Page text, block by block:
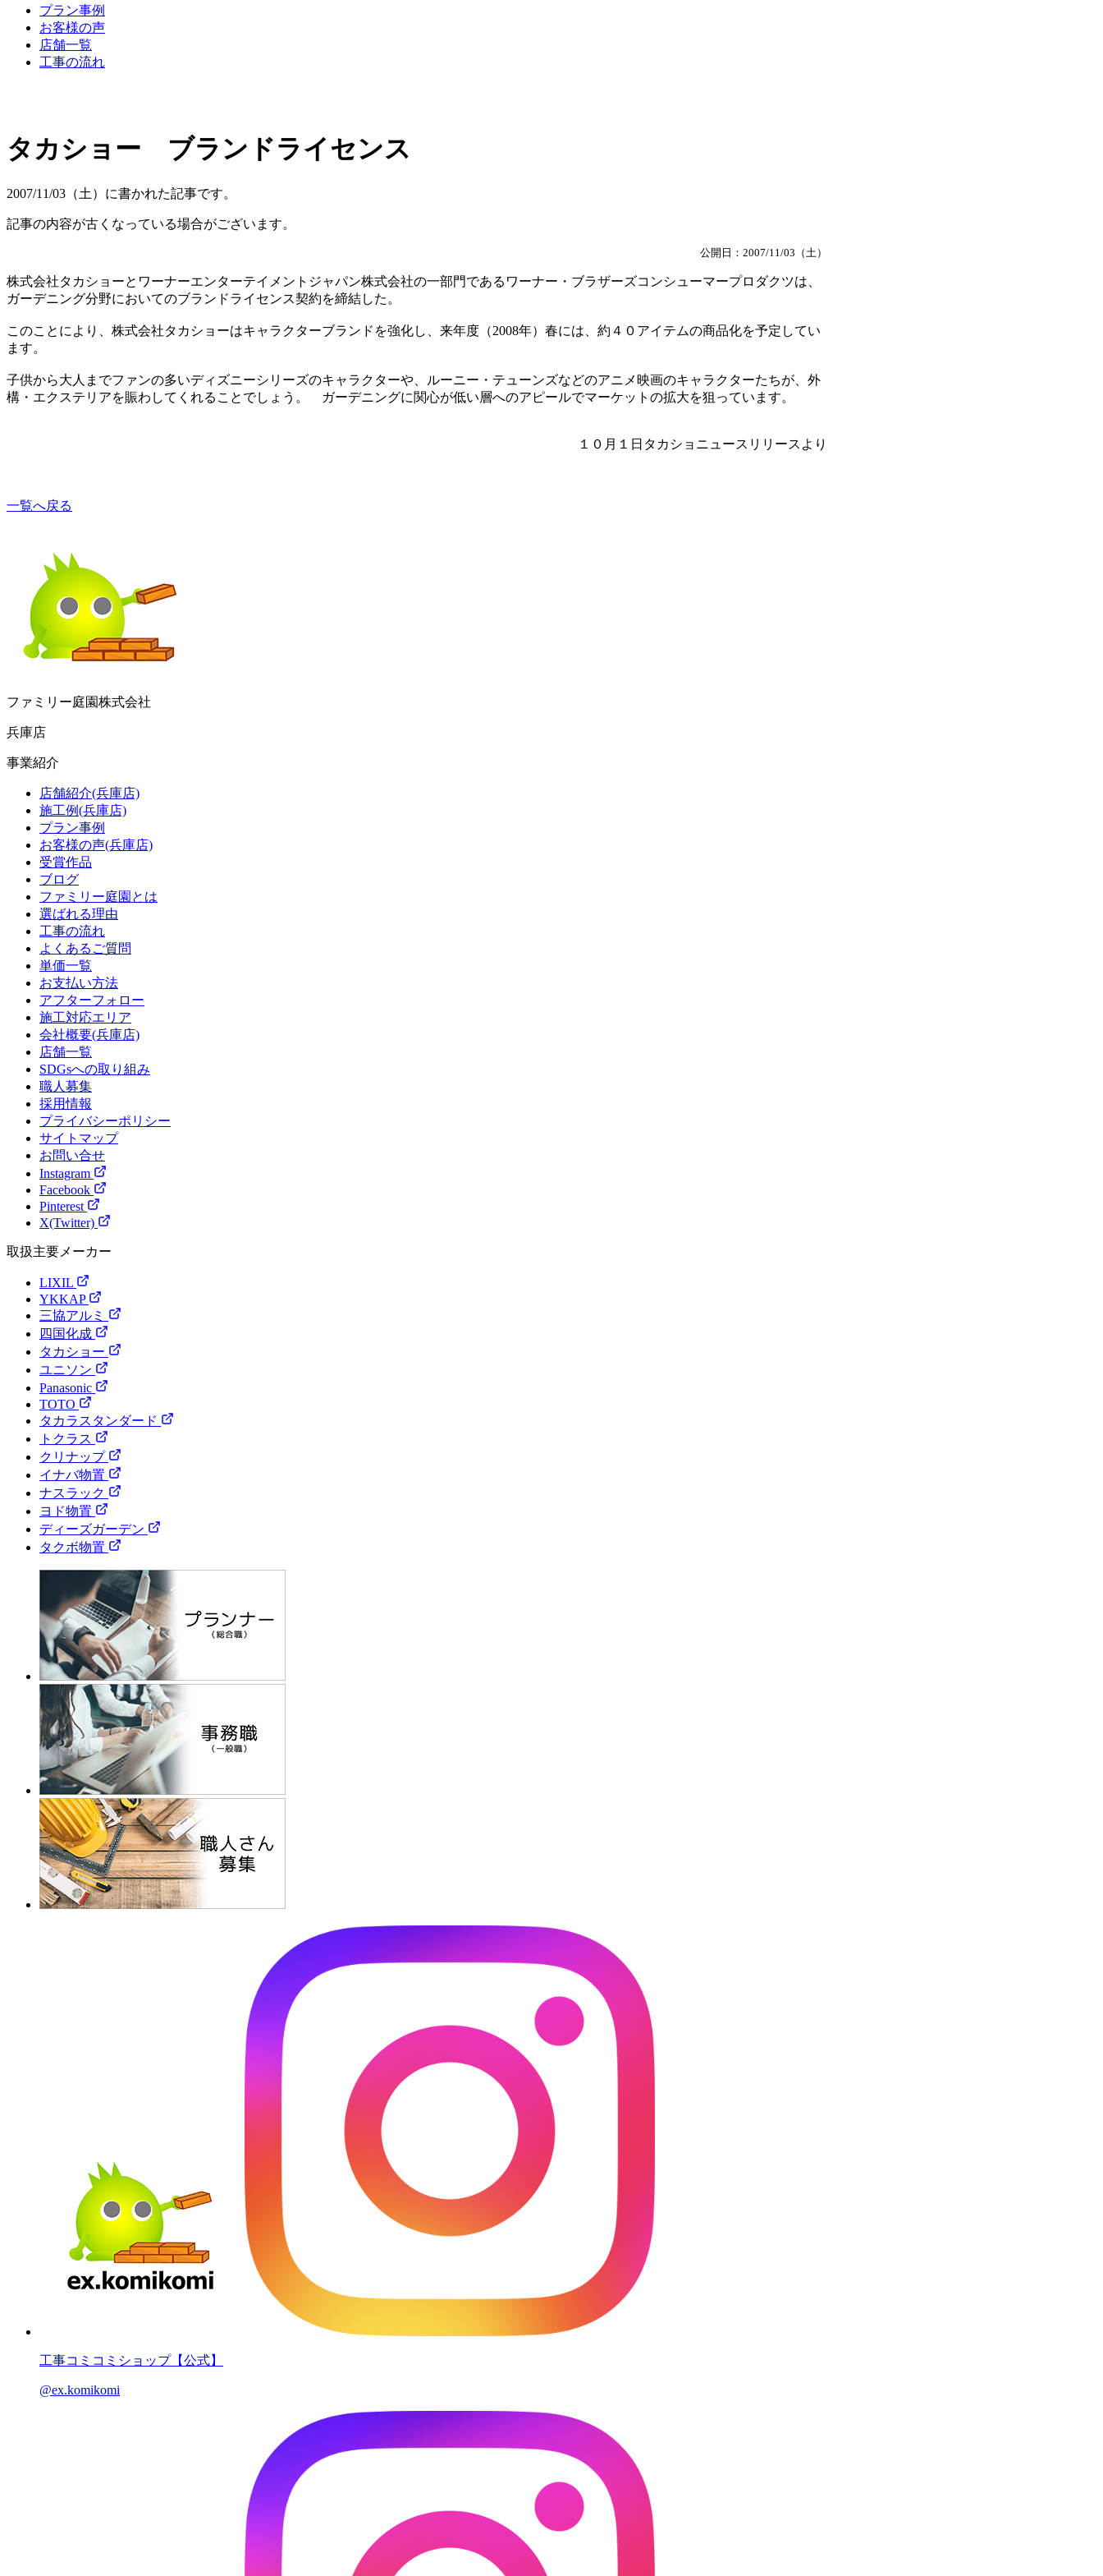
プラン事例
お客様の声
店舗一覧
工事の流れ
タカショー ブランドライセンス
2007/11/03（土）に書かれた記事です。
記事の内容が古くなっている場合がございます。
公開日：2007/11/03（土）
株式会社タカショーとワーナーエンターテイメントジャパン株式会社の一部門であるワーナー・ブラザーズコンシューマープロダクツは、
ガーデニング分野においてのブランドライセンス契約を締結した。
このことにより、株式会社タカショーはキャラクターブランドを強化し、来年度（2008年）春には、約４０アイテムの商品化を予定してい
ます。
子供から大人までファンの多いディズニーシリーズのキャラクターや、ルーニー・テューンズなどのアニメ映画のキャラクターたちが、外
構・エクステリアを賑わしてくれることでしょう。 ガーデニングに関心が低い層へのアピールでマーケットの拡大を狙っています。
１０月１日タカショニュースリリースより
一覧へ戻る
ファミリー庭園株式会社
兵庫店
事業紹介
店舗紹介(兵庫店)
施工例(兵庫店)
プラン事例
お客様の声(兵庫店)
受賞作品
ブログ
ファミリー庭園とは
選ばれる理由
工事の流れ
よくあるご質問
単価一覧
お支払い方法
アフターフォロー
施工対応エリア
会社概要(兵庫店)
店舗一覧
SDGsへの取り組み
職人募集
採用情報
プライバシーポリシー
サイトマップ
お問い合せ
Instagram
Facebook
Pinterest
X(Twitter)
取扱主要メーカー
LIXIL
YKKAP
三協アルミ
四国化成
タカショー
ユニソン
Panasonic
TOTO
タカラスタンダード
トクラス
クリナップ
イナバ物置
ナスラック
ヨド物置
ディーズガーデン
タクボ物置
工事コミコミショップ【公式】
@ex.komikomi